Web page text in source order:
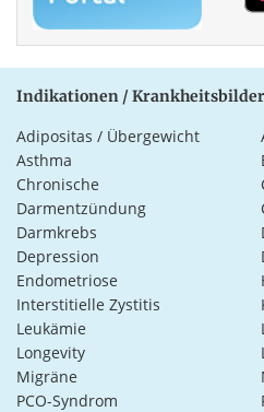
Indikationen / Krankheitsbilder
Adipositas / Übergewicht
Asthma
Chronische
Darmentzündung
Darmkrebs
Depression
Endometriose
Interstitielle Zystitis
Leukämie
Longevity
Migräne
PCO-Syndrom